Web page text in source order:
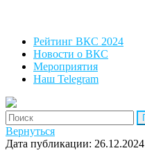
Рейтинг ВКС 2024
Новости о ВКС
Мероприятия
Наш Telegram
'Найти:
Вернуться
Дата публикации: 26.12.2024